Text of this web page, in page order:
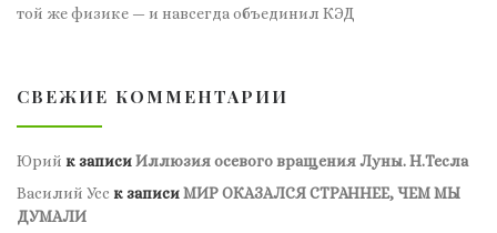
той же физике — и навсегда объединил КЭД
СВЕЖИЕ КОММЕНТАРИИ
Юрий к записиИллюзия осевого вращения Луны. Н.Тесла
Василий Усс к записиМИР ОКАЗАЛСЯ СТРАННЕЕ, ЧЕМ МЫ
ДУМАЛИ